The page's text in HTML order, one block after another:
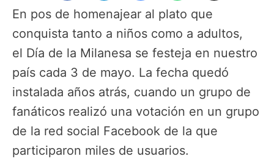
En pos de homenajear al plato que
conquista tanto a niños como a adultos,
el Día de la Milanesa se festeja en nuestro
país cada 3 de mayo. La fecha quedó
instalada años atrás, cuando un grupo de
fanáticos realizó una votación en un grupo
de la red social Facebook de la que
participaron miles de usuarios.